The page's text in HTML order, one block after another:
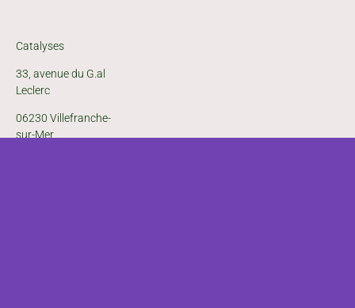
Catalyses
33, avenue du G.al
Leclerc
06230 Villefranche-
sur-Mer